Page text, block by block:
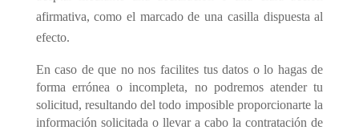
afirmativa, como el marcado de una casilla dispuesta al
efecto.
En caso de que no nos facilites tus datos o lo hagas de
forma errónea o incompleta, no podremos atender tu
solicitud, resultando del todo imposible proporcionarte la
información solicitada o llevar a cabo la contratación de